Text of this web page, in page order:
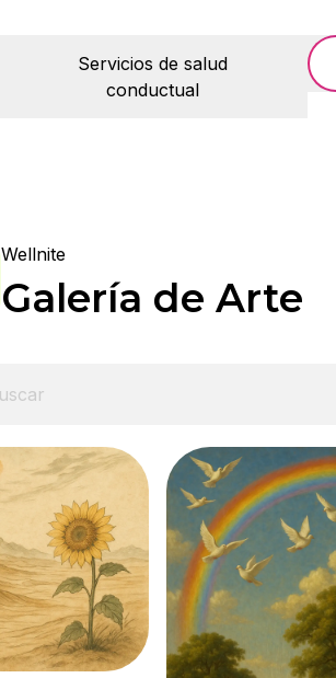
Servicios de salud
conductual
Wellnite
Galería de Arte